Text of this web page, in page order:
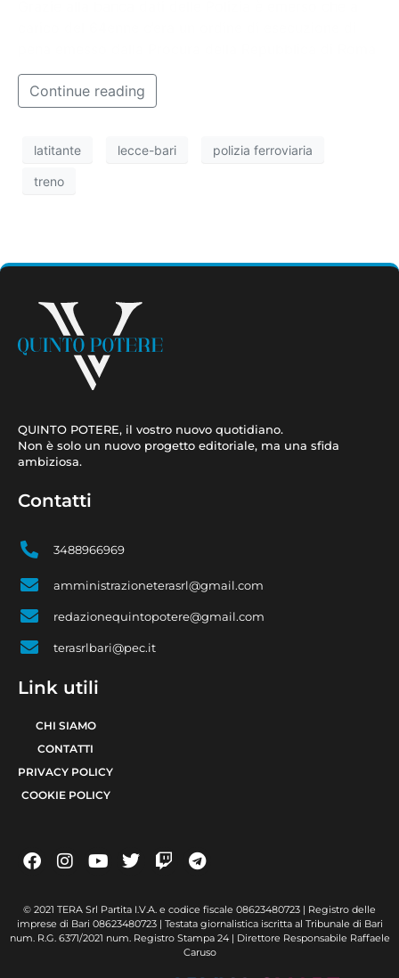
Continue reading
latitante lecce-bari polizia ferroviaria
treno
QUINTO POTERE, il vostro nuovo quotidiano.
Non è solo un nuovo progetto editoriale, ma una sfida
ambiziosa.
Contatti
3488966969
amministrazioneterasrl@gmail.com
redazionequintopotere@gmail.com
terasrlbari@pec.it
Link utili
CHI SIAMO
CONTATTI
PRIVACY POLICY
COOKIE POLICY
© 2021 TERA Srl Partita I.V.A. e codice fiscale 08623480723 | Registro delle
imprese di Bari 08623480723 | Testata giornalistica iscritta al Tribunale di Bari
num. R.G. 6371/2021 num. Registro Stampa 24 | Direttore Responsabile Raffaele
Caruso